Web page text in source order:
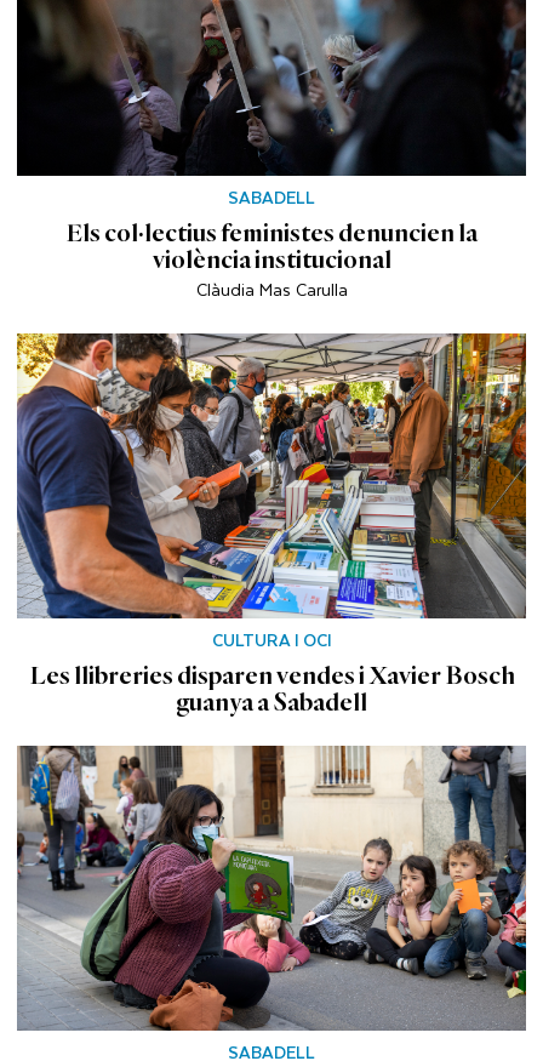
SABADELL
Els col·lectius feministes denuncien la
violència institucional
Clàudia Mas Carulla
CULTURA I OCI
Les llibreries disparen vendes i Xavier Bosch
guanya a Sabadell
SABADELL